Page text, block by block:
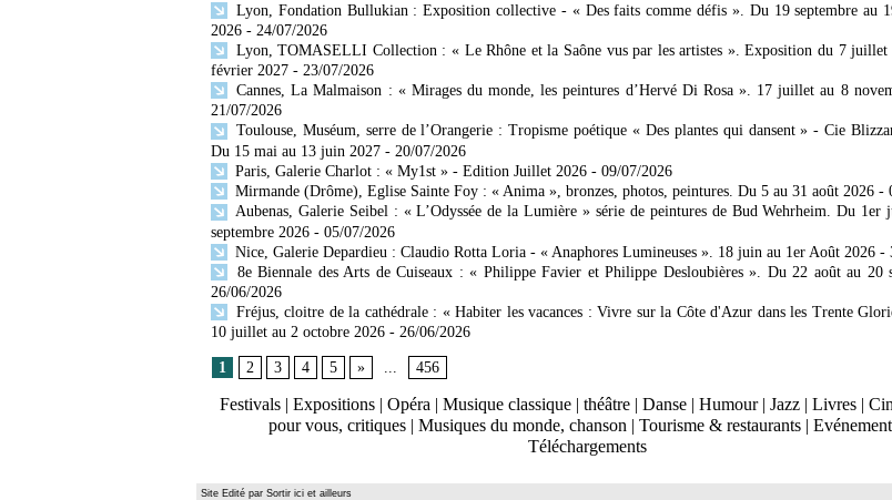
Lyon, Fondation Bullukian : Exposition collective - « Des faits comme défis ». Du 19 septembre au
2026 - 24/07/2026
Lyon, TOMASELLI Collection : « Le Rhône et la Saône vus par les artistes ». Exposition du 7 juillet
février 2027 - 23/07/2026
Cannes, La Malmaison : « Mirages du monde, les peintures d’Hervé Di Rosa ». 17 juillet au 8
21/07/2026
Toulouse, Muséum, serre de l’Orangerie : Tropisme poétique « Des plantes qui dansent » - Cie
Du 15 mai au 13 juin 2027 - 20/07/2026
Paris, Galerie Charlot : « My1st » - Edition Juillet 2026 - 09/07/2026
Mirmande (Drôme), Eglise Sainte Foy : « Anima », bronzes, photos, peintures. Du 5 au 31 août 2026 -
Aubenas, Galerie Seibel : « L’Odyssée de la Lumière » série de peintures de Bud Wehrheim. Du 1er
septembre 2026 - 05/07/2026
Nice, Galerie Depardieu : Claudio Rotta Loria - « Anaphores Lumineuses ». 18 juin au 1er Août 2026 -
8e Biennale des Arts de Cuiseaux : « Philippe Favier et Philippe Desloubières ». Du 22 août au 20
26/06/2026
Fréjus, cloitre de la cathédrale : « Habiter les vacances : Vivre sur la Côte d'Azur dans les Trente
10 juillet au 2 octobre 2026 - 26/06/2026
1 2 3 4 5 » ... 456
Festivals | Expositions | Opéra | Musique classique | théâtre | Danse | Humour | Jazz | Livres |
pour vous, critiques | Musiques du monde, chanson | Tourisme & restaurants |
Téléchargements
Site Edité par Sortir ici et ailleurs